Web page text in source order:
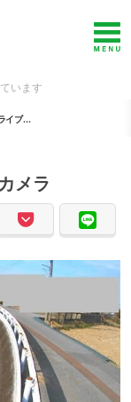
います
イブ...
メラ